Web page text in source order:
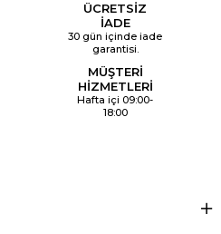
ÜCRETSİZ
İADE
30 gün içinde iade
garantisi.
MÜŞTERİ
HİZMETLERİ
Hafta içi 09:00-
18:00